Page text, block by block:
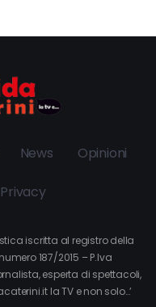
News Opinioni
Privacy
iscritta al registro della
187/2015 – P.Iva
esperta di spettacoli,
la TV e non solo…’